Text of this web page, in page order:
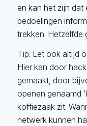
en kan het zijn dat
bedoelingen
trekken. Hetzelfde
Tip: Let ook altijd
Hier kan door
gemaakt, door
openen genaamd
koffiezaak zit.
netwerk kunnen